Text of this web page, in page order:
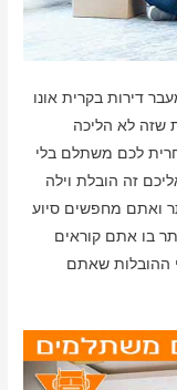
דירות בקרית אונו
שזה לא הליכה
לכם משתלם בלי
זה הובלת וילה
ואתם מחפשים סיוע
בו אתם קוראים
ההובלות שאתם